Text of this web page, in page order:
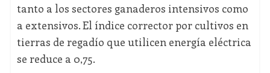
tanto a los sectores ganaderos intensivos como
a extensivos. El índice corrector por cultivos en
tierras de regadío que utilicen energía eléctrica
se reduce a 0,75.